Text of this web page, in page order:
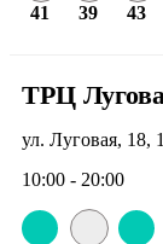
41 39 43
ТРЦ
ул. Луговая, 18,
10:00 - 20:00